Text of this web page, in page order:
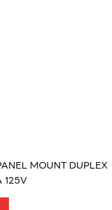
MOUNT DUPLEX
125V